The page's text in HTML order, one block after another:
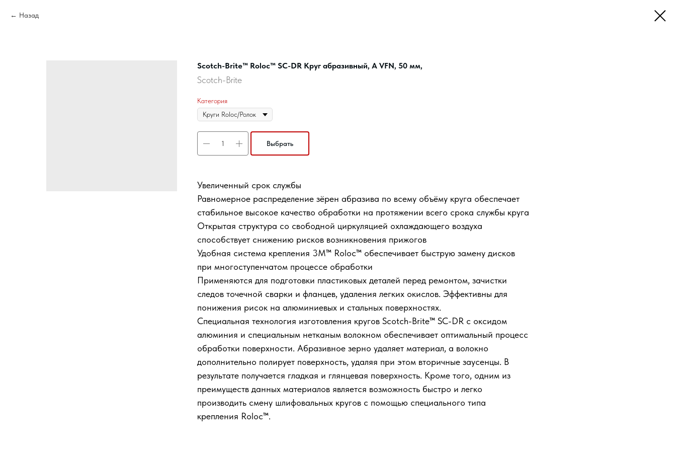
Назад
Scotch-Brite™ Roloc™ SC-DR Круг абразивный, A VFN, 50 мм,
Scotch-Brite
Категория
Выбрать
Увеличенный срок службы
Равномерное распределение зёрен абразива по всему объёму круга обеспечает
стабильное высокое качество обработки на протяжении всего срока службы круга
Открытая структура со свободной циркуляцией охлаждающего воздуха
способствует снижению рисков возникновения прижогов
Удобная система крепления 3M™ Roloc™ обеспечивает быструю замену дисков
при многоступенчатом процессе обработки
Применяются для подготовки пластиковых деталей перед ремонтом, зачистки
следов точечной сварки и фланцев, удаления легких окислов. Эффективны для
понижения рисок на алюминиевых и стальных поверхностях.
Специальная технология изготовления кругов Scotch-Brite™ SC-DR с оксидом
алюминия и специальным нетканым волокном обеспечивает оптимальный процесс
обработки поверхности. Абразивное зерно удаляет материал, а волокно
дополнительно полирует поверхность, удаляя при этом вторичные заусенцы. В
результате получается гладкая и глянцевая поверхность. Кроме того, одним из
преимуществ данных материалов является возможность быстро и легко
производить смену шлифовальных кругов с помощью специального типа
крепления Roloc™.